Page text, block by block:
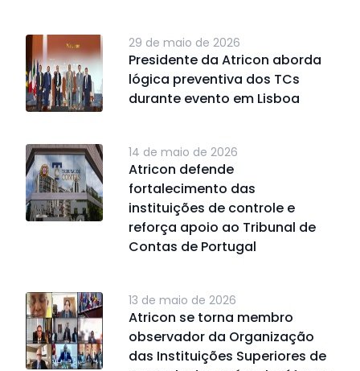
29 de maio de 2026
Presidente da Atricon aborda
lógica preventiva dos TCs
durante evento em Lisboa
14 de maio de 2026
Atricon defende
fortalecimento das
instituições de controle e
reforça apoio ao Tribunal de
Contas de Portugal
13 de maio de 2026
Atricon se torna membro
observador da Organização
das Instituições Superiores de